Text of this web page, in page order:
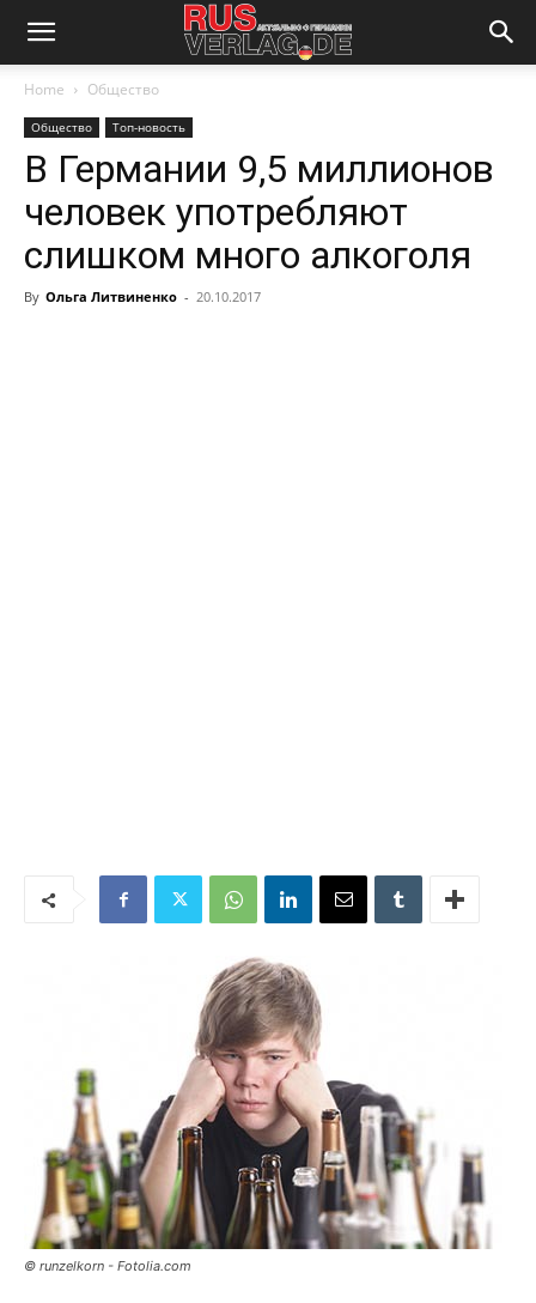
Home Общество
Общество Топ-новость
В Германии 9,5 миллионов
человек употребляют
слишком много алкоголя
By Ольга Литвиненко - 20.10.2017
© runzelkorn - Fotolia.com